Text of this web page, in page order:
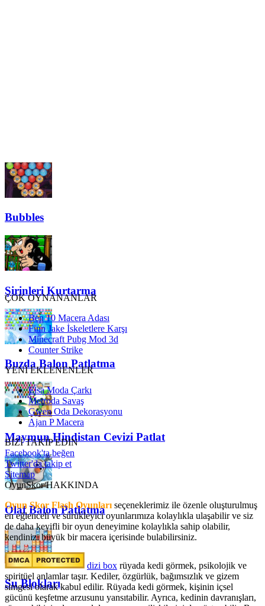
Bubbles
Şirinleri Kurtarma
Buzda Balon Patlatma
Maymun Hindistan Cevizi Patlat
Olaf Balon Patlatma
Su Blokları
ÇOK OYNANANLAR
Ben 10 Macera Adası
Finn Jake İskeletlere Karşı
Minecraft Pubg Mod 3d
Counter Strike
YENİ EKLENENLER
Elsa Moda Çarkı
Metroda Savaş
Gwen Oda Dekorasyonu
Ajan P Macera
BİZİ TAKİP EDİN
Facebook'ta beğen
Twitter'da takip et
Sitemap
OyunSkor HAKKINDA
Oyun Skor Flash Oyunları seçeneklerimiz ile özenle oluşturulmuş
en eğlenceli ve sürükleyici oyunlarımıza kolaylıkla ulaşabilir ve siz
de daha keyifli bir oyun deneyimine kolaylıkla sahip olabilir,
kendinizi büyük bir macera içerisinde bulabilirsiniz.
dizi box rüyada kedi görmek​, psikolojik ve
spiritüel anlamlar taşır. Kediler, özgürlük, bağımsızlık ve gizem
simgesi olarak kabul edilir. Rüyada kedi görmek, kişinin içsel
gücünü keşfetme arzusunu yansıtabilir. Ayrıca, kedinin davranışları,